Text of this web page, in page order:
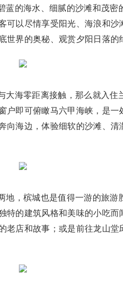
蓝的海水、细腻的沙滩和茂密
可以尽情享受阳光、海浪和
世界的奥秘、观赏夕阳日落的
大海零距离接触，那么就入住
户即可俯瞰马六甲海峡，是
向海边，体验细软的沙滩、
地，槟城也是值得一游的旅游
特的建筑风格和美味的小吃
老店和故事；或是前往龙山